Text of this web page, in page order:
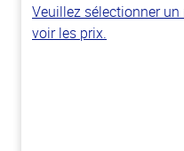
Veuillez sélectionner
voir les prix.